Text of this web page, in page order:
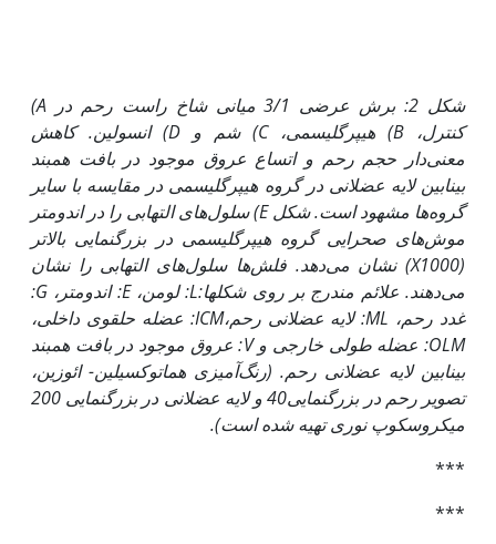
شکل 2: برش عرضی 3/1 میانی شاخ راست رحم در A
)
کنترل، B) هیپرگلیسمی،C) شم و D) انسولین. کاهش
معنی‌دار حجم رحم و اتساع عروق موجود در بافت همبند
بینابین لایه عضلانی در گروه هیپرگلیسمی در مقایسه با سایر
گروه‌ها مشهود است. شکلE) سلول‌های التهابی را در اندومتر
موش‌های صحرایی گروه هیپرگلیسمی در بزرگنمایی بالاتر
(
X1000 ) نشان می‌دهد. فلش‌ها سلول‌های التهابی را نشان
می‌دهند. علائم مندرج بر روی شکل‎ها: L: لومن،E: اندومتر، G
:
غدد رحم، ML: لایه عضلانی رحم،ICM: عضله حلقوی داخلی،
OLM: عضله طولی خارجی وV: عروق موجود در بافت همبند
بینابین لایه عضلانی رحم. (رنگ‌آمیزی هماتوکسیلین- ائوزین،
تصویر رحم در بزرگنمایی40 و لایه عضلانی در بزرگنمایی 200
میکروسکوپ نوری تهیه شده است).
***
***